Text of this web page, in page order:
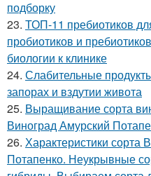
подборку
23. ТОП-11 пребиотиков
пробиотиков и
биологии к клинике
24. Слабительные
запорах и вздутии живота
25. Выращивание сорта
Виноград Амурский
26. Характеристики сорта
Потапенко. Неукрывные